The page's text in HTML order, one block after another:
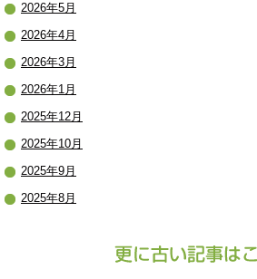
2026年5月
2026年4月
2026年3月
2026年1月
2025年12月
2025年10月
2025年9月
2025年8月